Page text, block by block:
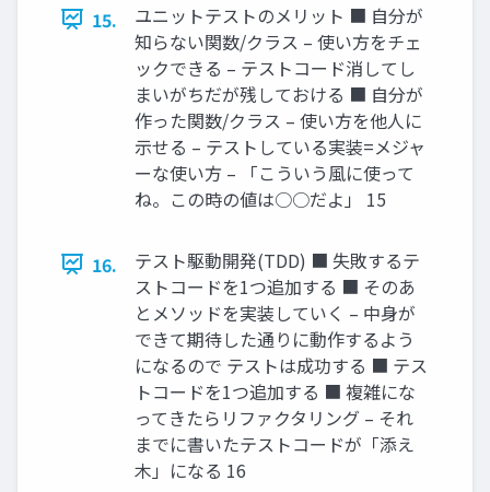
15.
ユニットテストのメリット ■ 自分が
知らない関数/クラス – 使い方をチェ
ックできる – テストコード消してし
まいがちだが残しておける ■ 自分が
作った関数/クラス – 使い方を他人に
示せる – テストしている実装=メジャ
ーな使い方 – 「こういう風に使って
ね。この時の値は○○だよ」 15
16.
テスト駆動開発(TDD) ■ 失敗するテ
ストコードを1つ追加する ■ そのあ
とメソッドを実装していく – 中身が
できて期待した通りに動作するよう
になるので テストは成功する ■ テス
トコードを1つ追加する ■ 複雑にな
ってきたらリファクタリング – それ
までに書いたテストコードが「添え
木」になる 16